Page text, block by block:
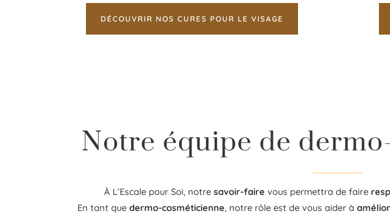
DÉCOUVRIR NOS CURES POUR LE VISAGE
Notre équipe de
À L’Escale pour Soi, notre savoir-faire vous permettra de faire
En tant que dermo-cosméticienne, notre rôle est de vous aider à